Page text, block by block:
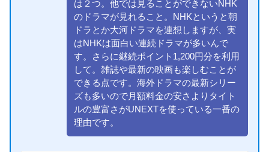
は２つ。他では見ることができないNHK
のドラマが見れること。NHKというと朝
ドラとか大河ドラマを連想しますが、実
はNHKは面白い連続ドラマが多いんで
す。さらに継続ポイント1,200円分を利用
して。雑誌や最新の映画も楽しむことが
できる点です。海外ドラマの最新シリー
ズも多いので月額料金の安さよりタイト
ルの豊富さがUNEXTを使っている一番の
理由です。